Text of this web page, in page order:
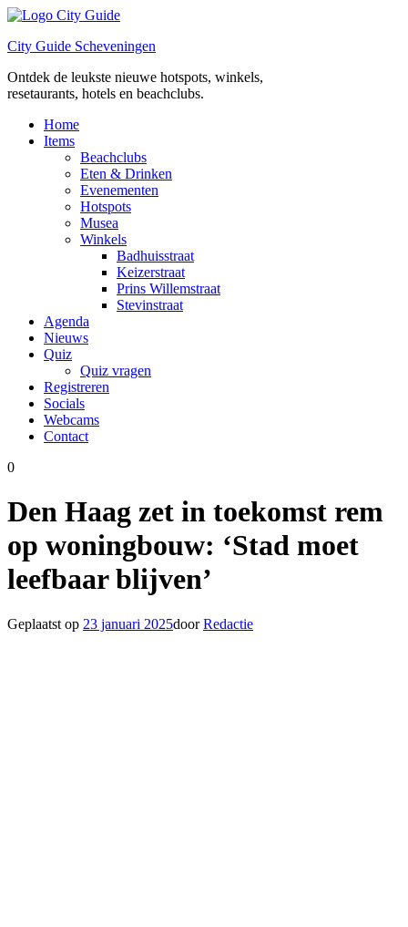
Ga
de
City Guide Scheveningen
Ontdek de leukste nieuwe hotspots, winkels,
resetaurants, hotels en beachclubs.
Home
Items
Beachclubs
Eten & Drinken
Evenementen
Hotspots
Musea
Winkels
Badhuisstraat
Keizerstraat
Prins Willemstraat
Stevinstraat
Agenda
Nieuws
Quiz
Quiz vragen
Registreren
Socials
Webcams
Contact
0
Den Haag zet in toekomst rem
op woningbouw: ‘Stad moet
leefbaar blijven’
Geplaatst op 23 januari 2025door Redactie